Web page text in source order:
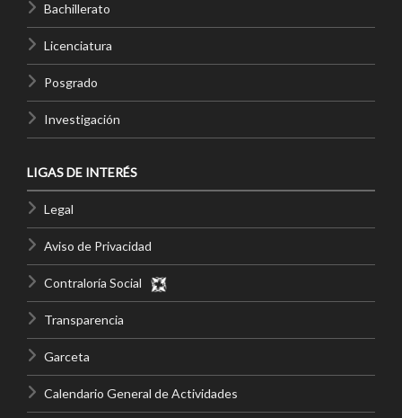
Bachillerato
Licenciatura
Posgrado
Investigación
LIGAS DE INTERÉS
Legal
Aviso de Privacidad
Contraloría Social
Transparencia
Garceta
Calendario General de Actividades